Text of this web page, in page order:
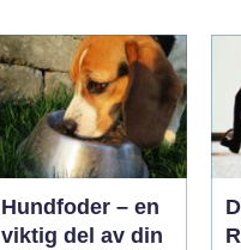
Hundfoder – en
viktig del av din